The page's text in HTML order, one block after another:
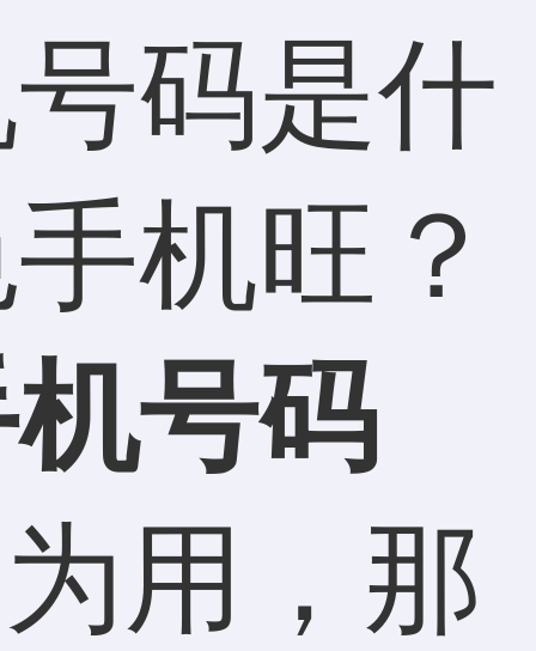
码是什
机旺？
号码
用，那